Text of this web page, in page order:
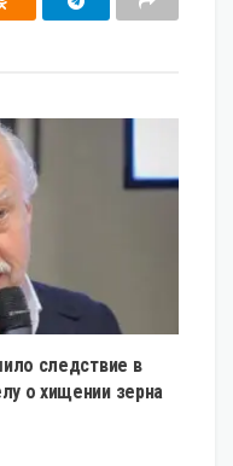
следствие в
о хищении зерна